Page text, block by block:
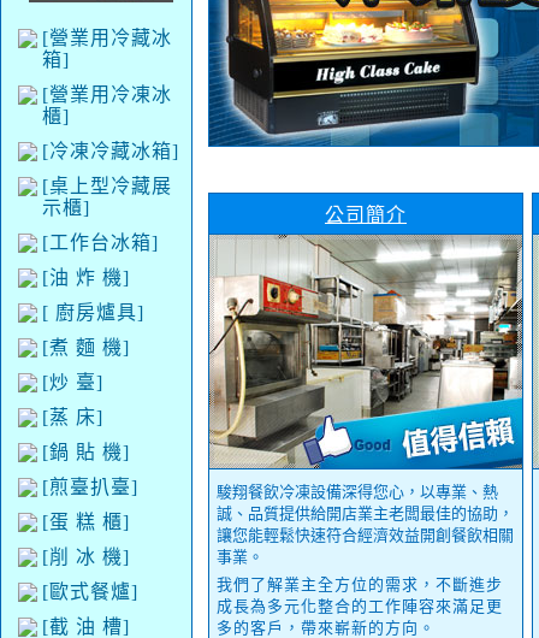
[營業用冷藏冰
箱]
[營業用冷凍冰
櫃]
[冷凍冷藏冰箱]
[桌上型冷藏展
示櫃]
[工作台冰箱]
[油 炸 機]
[ 廚房爐具]
[煮 麵 機]
[炒 臺]
[蒸 床]
[鍋 貼 機]
[煎臺扒臺]
[蛋 糕 櫃]
[削 冰 機]
[歐式餐爐]
[截 油 槽]
公司簡介
駿翔餐飲冷凍設備深得您心，以專業、熱
誠、品質提供給開店業主老闆最佳的協助，
讓您能輕鬆快速符合經濟效益開創餐飲相關
事業。
我們了解業主全方位的需求，不斷進步
成長為多元化整合的工作陣容來滿足更
多的客戶，帶來嶄新的方向。